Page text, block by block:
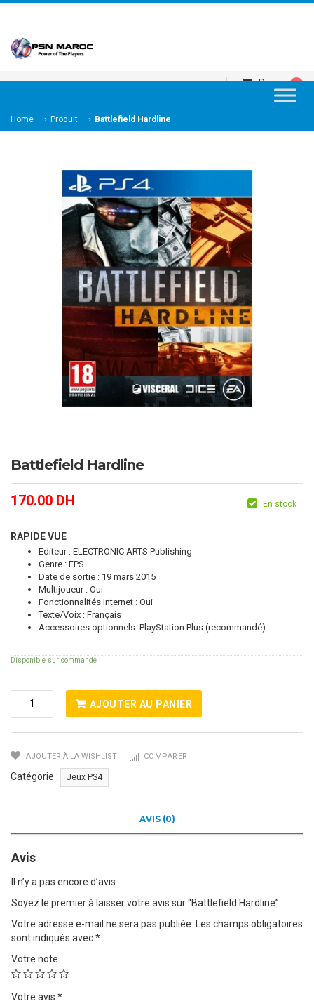
Panier 0
Home —› Produit —› Battlefield Hardline
Battlefield Hardline
170.00 DH En stock
RAPIDE VUE
Editeur : ELECTRONIC ARTS Publishing
Genre : FPS
Date de sortie : 19 mars 2015
Multijoueur : Oui
Fonctionnalités Internet : Oui
Texte/Voix : Français
Accessoires optionnels :PlayStation Plus (recommandé)
Disponible sur commande
Quantité
De
Battlefield
AJOUTER AU PANIER
AJOUTER À LA WISHLIST COMPARER
Catégorie : Jeux PS4
AVIS (0)
Avis
Il n’y a pas encore d’avis.
Soyez le premier à laisser votre avis sur “Battlefield Hardline”
Votre adresse e-mail ne sera pas publiée. Les champs obligatoires
sont indiqués avec*
Votre note
Votre avis *